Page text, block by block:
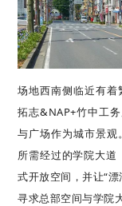
场地西南侧临近有着
拓志&NAP+竹中工
与广场作为城市景观
所需经过的学院大
式开放空间，并让“
寻求总部空间与学院